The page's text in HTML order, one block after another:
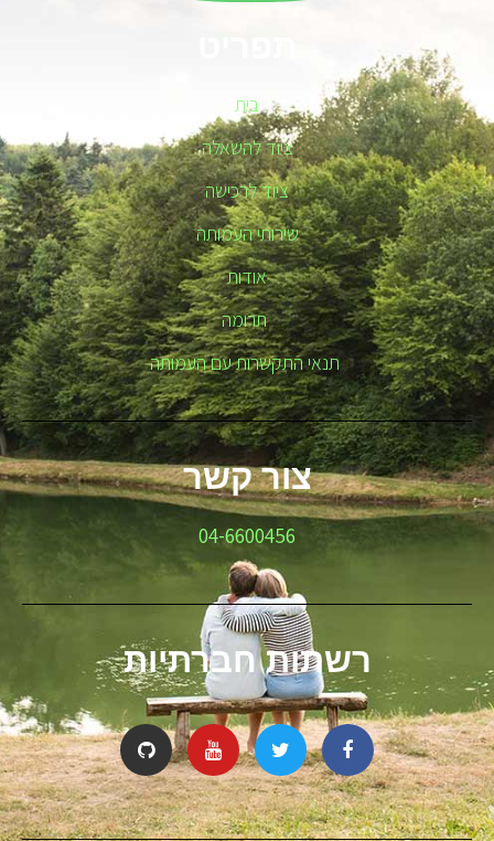
בית
ציוד להשאלה
ציוד לרכישה
שירותי העמותה
אודות
תרומה
תנאי התקשרות עם העמותה
צור קשר
04-6600456
רשתות חברתיות